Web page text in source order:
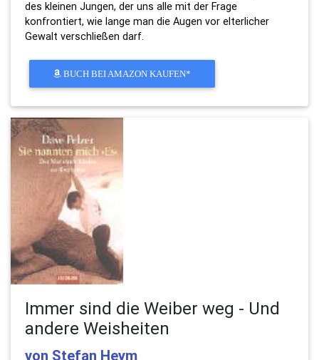
des kleinen Jungen, der uns alle mit der Frage
konfrontiert, wie lange man die Augen vor elterlicher
Gewalt verschließen darf.
BUCH BEI AMAZON KAUFEN*
Immer sind die Weiber weg - Und
andere Weisheiten
von Stefan Heym